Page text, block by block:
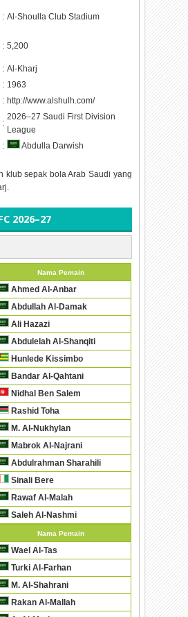
: Al-Shoulla Club Stadium
: 5,200
: Al-Kharj
: 1963
: http://www.alshulh.com/
:
2026–27 Saudi First Division
League
: Abdulla Darwish
klub sepak bola Arab Saudi yang
2026–27
Nama Pemain
Ahmed Al-Anbar
Abdullah Al-Damak
Ali Hazazi
Abdulelah Al-Shanqiti
Hunlede Kissimbo
Bandar Al-Qahtani
Nidhal Ben Salem
Rashid Toha
M. Al-Nukhylan
Mabrok Al-Najrani
Abdulrahman Sharahili
Sinali Bere
Rawaf Al-Malah
Saleh Al-Nashmi
Nama Pemain
Wael Al-Tas
Turki Al-Farhan
M. Al-Shahrani
Rakan Al-Mallah